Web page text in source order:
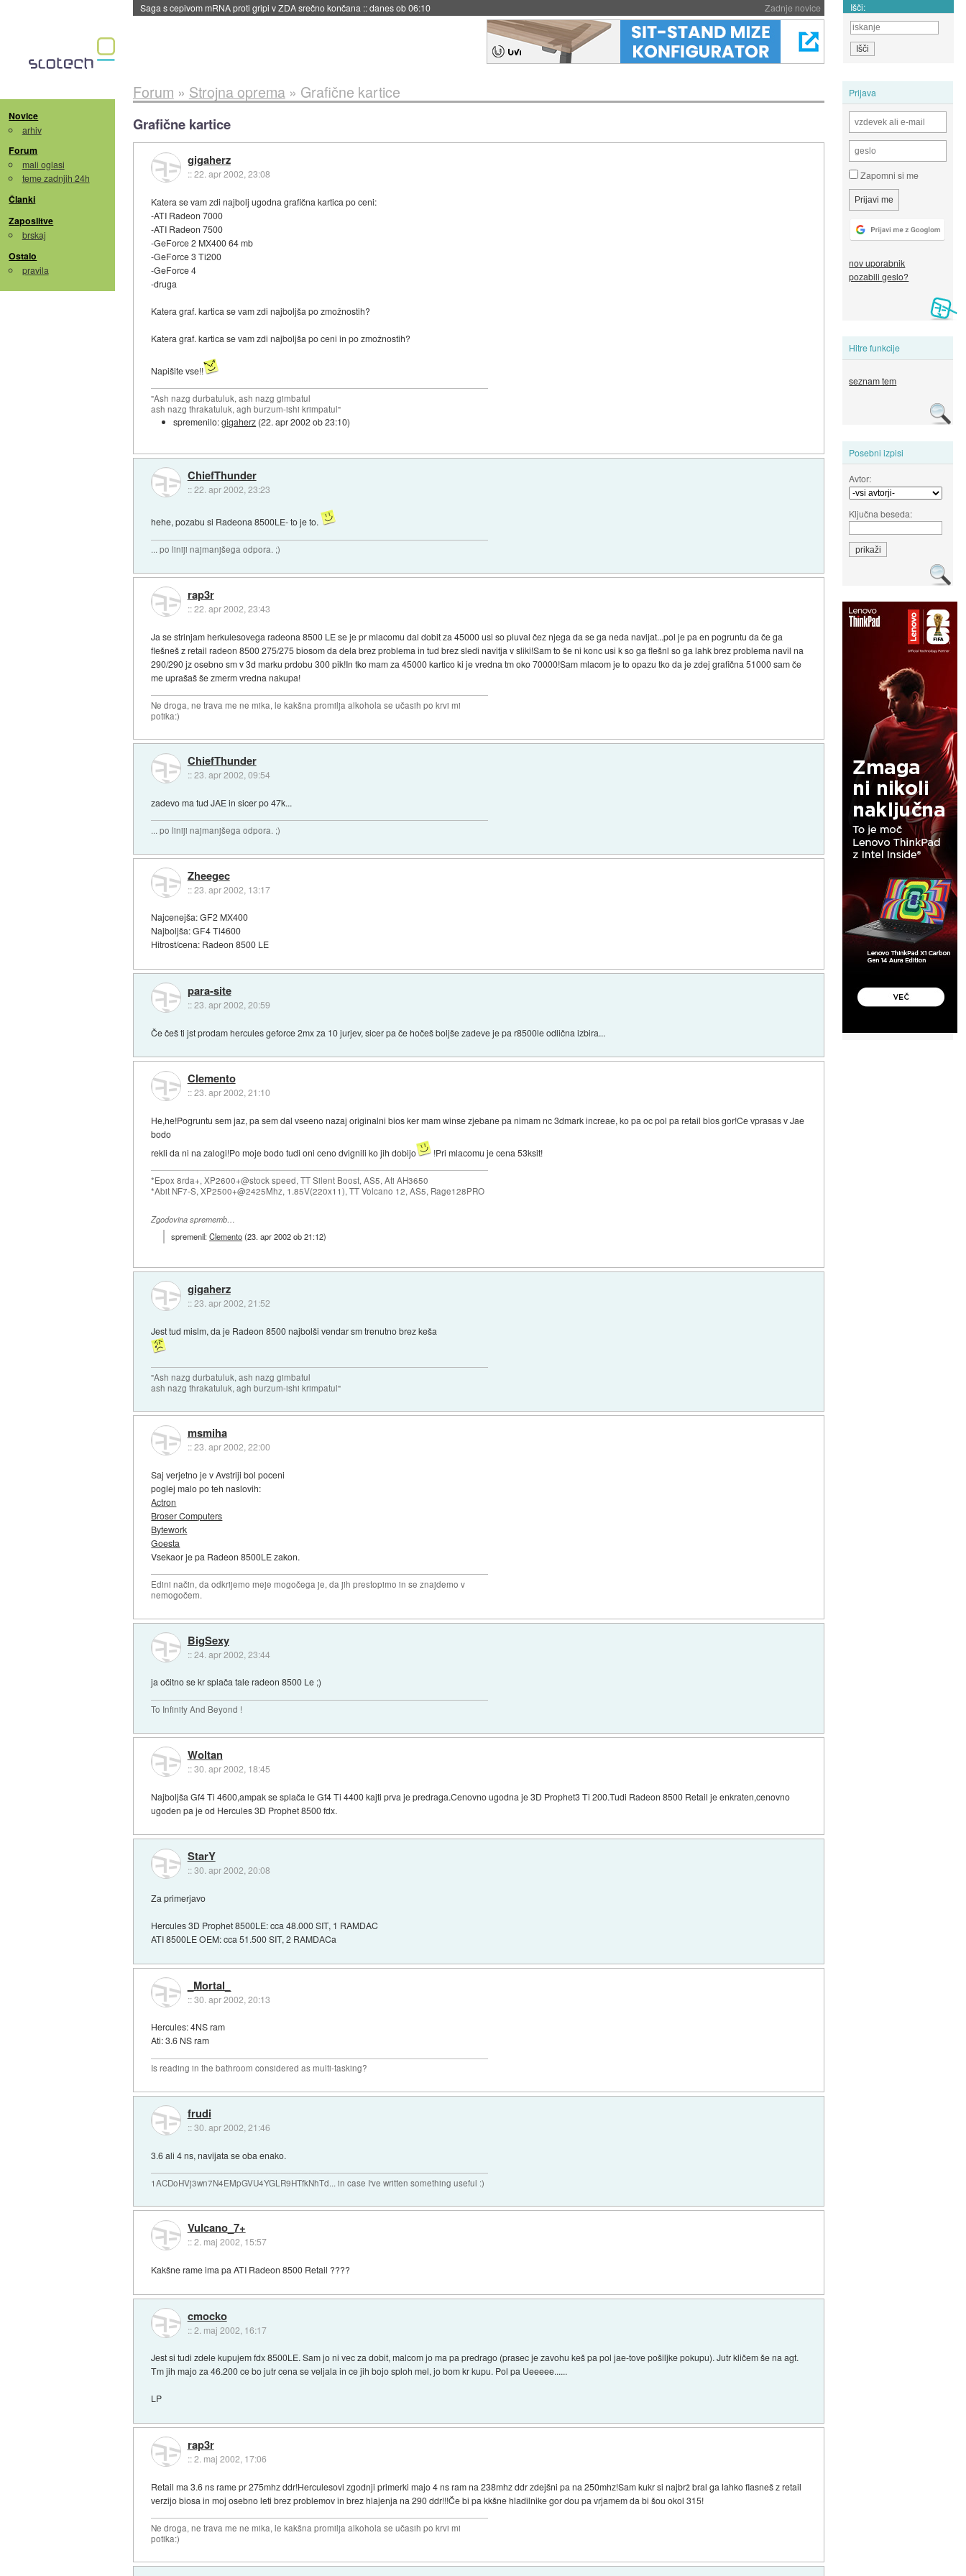
Zadnje novice
BMW v vozilih začel predvajati reklame::danes ob 06:09 Išči:
Novice
arhiv
Forum
mali oglasi
teme zadnjih 24h
Članki
Zaposlitve
brskaj
Ostalo
pravila
Prijava
Zapomni si me
nov uporabnik
pozabili geslo?
Hitre funkcije
seznam tem
Posebni izpisi
Avtor:
Ključna beseda:
Forum » Strojna oprema» Grafične kartice
Grafične kartice
gigaherz
::22. apr 2002, 23:08
Katera se vam zdi najbolj ugodna grafična kartica po ceni:
-ATI Radeon 7000
-ATI Radeon 7500
-GeForce 2 MX400 64 mb
-GeForce 3 Ti200
-GeForce 4
-druga
Katera graf. kartica se vam zdi najboljša po zmožnostih?
Katera graf. kartica se vam zdi najboljša po ceni in po zmožnostih?
Napišite vse!!
"Ash nazg durbatuluk, ash nazg gimbatul
ash nazg thrakatuluk, agh burzum-ishi krimpatul"
spremenilo:gigaherz (22. apr 2002 ob 23:10)
ChiefThunder
::22. apr 2002, 23:23
hehe, pozabu si Radeona 8500LE- to je to.
... po liniji najmanjšega odpora. ;)
rap3r
::22. apr 2002, 23:43
Ja se strinjam herkulesovega radeona 8500 LE se je pr mlacomu dal dobit za 45000 usi so pluval čez njega da se ga neda navijat...pol je pa en pogruntu da če ga
flešneš z retail radeon 8500 275/275 biosom da dela brez problema in tud brez sledi navitja v sliki!Sam to še ni konc usi k so ga flešnl so ga lahk brez problema navil na
290/290 jz osebno sm v 3d marku prdobu 300 pik!In tko mam za 45000 kartico ki je vredna tm oko 70000!Sam mlacom je to opazu tko da je zdej grafična 51000 sam če
me uprašaš še zmerm vredna nakupa!
Ne droga, ne trava me ne mika, le kakšna promilja alkohola se učasih po krvi mi
potika:)
ChiefThunder
::23. apr 2002, 09:54
zadevo ma tud JAE in sicer po 47k...
... po liniji najmanjšega odpora. ;)
Zheegec
::23. apr 2002, 13:17
Najcenejša: GF2 MX400
Najboljša: GF4 Ti4600
Hitrost/cena: Radeon 8500 LE
para-site
::23. apr 2002, 20:59
Če češ ti jst prodam hercules geforce 2mx za 10 jurjev, sicer pa če hočeš boljše zadeve je pa r8500le odlična izbira...
Clemento
::23. apr 2002, 21:10
He,he!Pogruntu sem jaz, pa sem dal vseeno nazaj originalni bios ker mam winse zjebane pa nimam nc 3dmark increae, ko pa oc pol pa retail bios gor!Ce vprasas v Jae
bodo
rekli da ni na zalogi!Po moje bodo tudi oni ceno dvignili ko jih dobijo
!Pri mlacomu je cena 53ksit!
*Epox 8rda+, XP2600+@stock speed, TT Silent Boost, AS5, Ati AH3650
*Abit NF7-S, XP2500+@2425Mhz, 1.85V(220x11), TT Volcano 12, AS5, Rage128PRO
Zgodovina sprememb…
spremenil:Clemento(23. apr 2002 ob 21:12)
gigaherz
::23. apr 2002, 21:52
Jest tud mislm, da je Radeon 8500 najbolši vendar sm trenutno brez keša
"Ash nazg durbatuluk, ash nazg gimbatul
ash nazg thrakatuluk, agh burzum-ishi krimpatul"
msmiha
::23. apr 2002, 22:00
Saj verjetno je v Avstriji bol poceni
poglej malo po teh naslovih:
Actron
Broser Computers
Bytework
Goesta
Vsekaor je pa Radeon 8500LE zakon.
Edini način, da odkrijemo meje mogočega je, da jih prestopimo in se znajdemo v
nemogočem.
BigSexy
::24. apr 2002, 23:44
ja očitno se kr splača tale radeon 8500 Le ;)
To Infinity And Beyond !
Woltan
::30. apr 2002, 18:45
Najboljša Gf4 Ti 4600,ampak se splača le Gf4 Ti 4400 kajti prva je predraga.Cenovno ugodna je 3D Prophet3 Ti 200.Tudi Radeon 8500 Retail je enkraten,cenovno
ugoden pa je od Hercules 3D Prophet 8500 fdx.
StarY
::30. apr 2002, 20:08
Za primerjavo
Hercules 3D Prophet 8500LE: cca 48.000 SIT, 1 RAMDAC
ATI 8500LE OEM: cca 51.500 SIT, 2 RAMDACa
_Mortal_
::30. apr 2002, 20:13
Hercules: 4NS ram
Ati: 3.6 NS ram
Is reading in the bathroom considered as multi-tasking?
frudi
::30. apr 2002, 21:46
3.6 ali 4 ns, navijata se oba enako.
1ACDoHVj3wn7N4EMpGVU4YGLR9HTfkNhTd... in case I've written something useful :)
Vulcano_7+
::2. maj 2002, 15:57
Kakšne rame ima pa ATI Radeon 8500 Retail ????
cmocko
::2. maj 2002, 16:17
Jest si tudi zdele kupujem fdx 8500LE. Sam jo ni vec za dobit, malcom jo ma pa predrago (prasec je zavohu keš pa pol jae-tove pošiljke pokupu). Jutr kličem še na agt.
Tm jih majo za 46.200 ce bo jutr cena se veljala in ce jih bojo sploh mel, jo bom kr kupu. Pol pa Ueeeee......
LP
rap3r
::2. maj 2002, 17:06
Retail ma 3.6 ns rame pr 275mhz ddr!Herculesovi zgodnji primerki majo 4 ns ram na 238mhz ddr zdejšni pa na 250mhz!Sam kukr si najbrž bral ga lahko flasneš z retail
verzijo biosa in moj osebno leti brez problemov in brez hlajenja na 290 ddr!!!Če bi pa kkšne hladilnike gor dou pa vrjamem da bi šou okol 315!
Ne droga, ne trava me ne mika, le kakšna promilja alkohola se učasih po krvi mi
potika:)